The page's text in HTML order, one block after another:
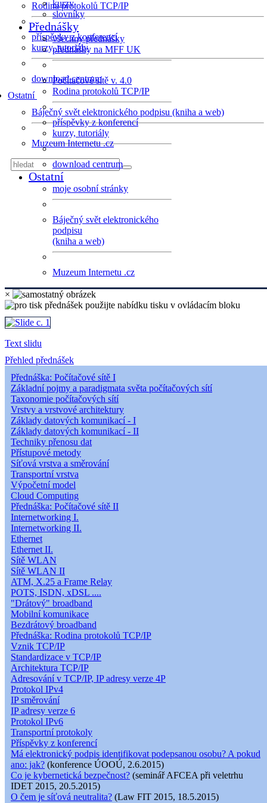
Rodina protokolů TCP/IP
příspěvky z konferencí
kurzy, tutoriály
download centrum
Ostatní
Báječný svět elektronického podpisu (kniha a web)
Muzeum Internetu .cz
kurzy
slovníky
Přednášky
všechny přednášky
přednášky na MFF UK
Počítačové sítě v. 4.0
Rodina protokolů TCP/IP
příspěvky z konferencí
kurzy, tutoriály
download centrum
Ostatní
moje osobní stránky
Báječný svět elektronického
podpisu
(kniha a web)
Muzeum Internetu .cz
×
Text slidu
Přehled přednášek
Přednáška: Počítačové sítě I
Základní pojmy a paradigmata světa počítačových sítí
Taxonomie počítačových sítí
Vrstvy a vrstvové architektury
Základy datových komunikací - I
Základy datových komunikací - II
Techniky přenosu dat
Přístupové metody
Síťová vrstva a směrování
Transportní vrstva
Výpočetní model
Cloud Computing
Přednáška: Počítačové sítě II
Internetworking I.
Internetworking II.
Ethernet
Ethernet II.
Sítě WLAN
Sítě WLAN II
ATM, X.25 a Frame Relay
POTS, ISDN, xDSL ....
"Drátový" broadband
Mobilní komunikace
Bezdrátový broadband
Přednáška: Rodina protokolů TCP/IP
Vznik TCP/IP
Standardizace v TCP/IP
Architektura TCP/IP
Adresování v TCP/IP, IP adresy verze 4P
Protokol IPv4
IP směrování
IP adresy verze 6
Protokol IPv6
Transportní protokoly
Příspěvky z konferencí
Má elektronický podpis identifikovat podepsanou osobu? A pokud
ano: jak? (konference ÚOOÚ, 2.6.2015)
Co je kybernetická bezpečnost? (seminář AFCEA při veletrhu
IDET 2015, 20.5.2015)
O čem je síťová neutralita? (Law FIT 2015, 18.5.2015)